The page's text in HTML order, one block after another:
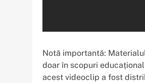
Notă importantă:
doar în scopuri
acest videoclip a fost